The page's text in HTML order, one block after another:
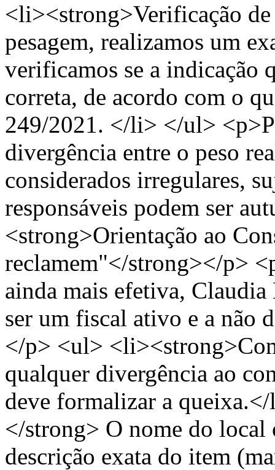
<li><strong>Verificação
pesagem, realizamos um
verificamos se a indicação
correta, de acordo com o
249/2021. </li> </ul>
divergência entre o peso
considerados irregulares,
responsáveis podem ser
<strong>Orientação ao
reclamem"</strong></p>
ainda mais efetiva,
ser um fiscal ativo e a não
</p> <ul>
qualquer divergência ao
deve formalizar a
</strong> O nome do
descrição exata do item